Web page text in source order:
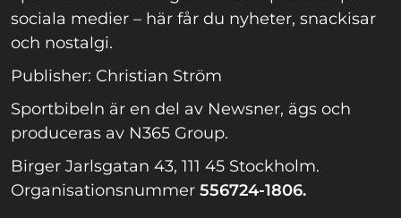
sociala medier – här får du nyheter, snackisar
och nostalgi.
Publisher: Christian Ström
Sportbibeln är en del av Newsner, ägs och
produceras av N365 Group.
Birger Jarlsgatan 43, 111 45 Stockholm.
Organisationsnummer 556724-1806.